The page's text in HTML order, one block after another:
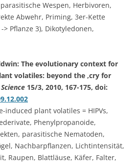
Wespen, Herbivoren,
Abwehr, Priming, 3er-Kette
> Pflanze 3), Dikotyledonen,
The evolutionary context for
volatiles: beyond the ‚cry for
15/3, 2010, 167-175, doi:
induced plant volatiles = HIPVs,
Phenylpropanoide,
parasitische Nematoden,
Nachbarpflanzen, Lichtintensität,
Raupen, Blattläuse, Käfer, Falter,